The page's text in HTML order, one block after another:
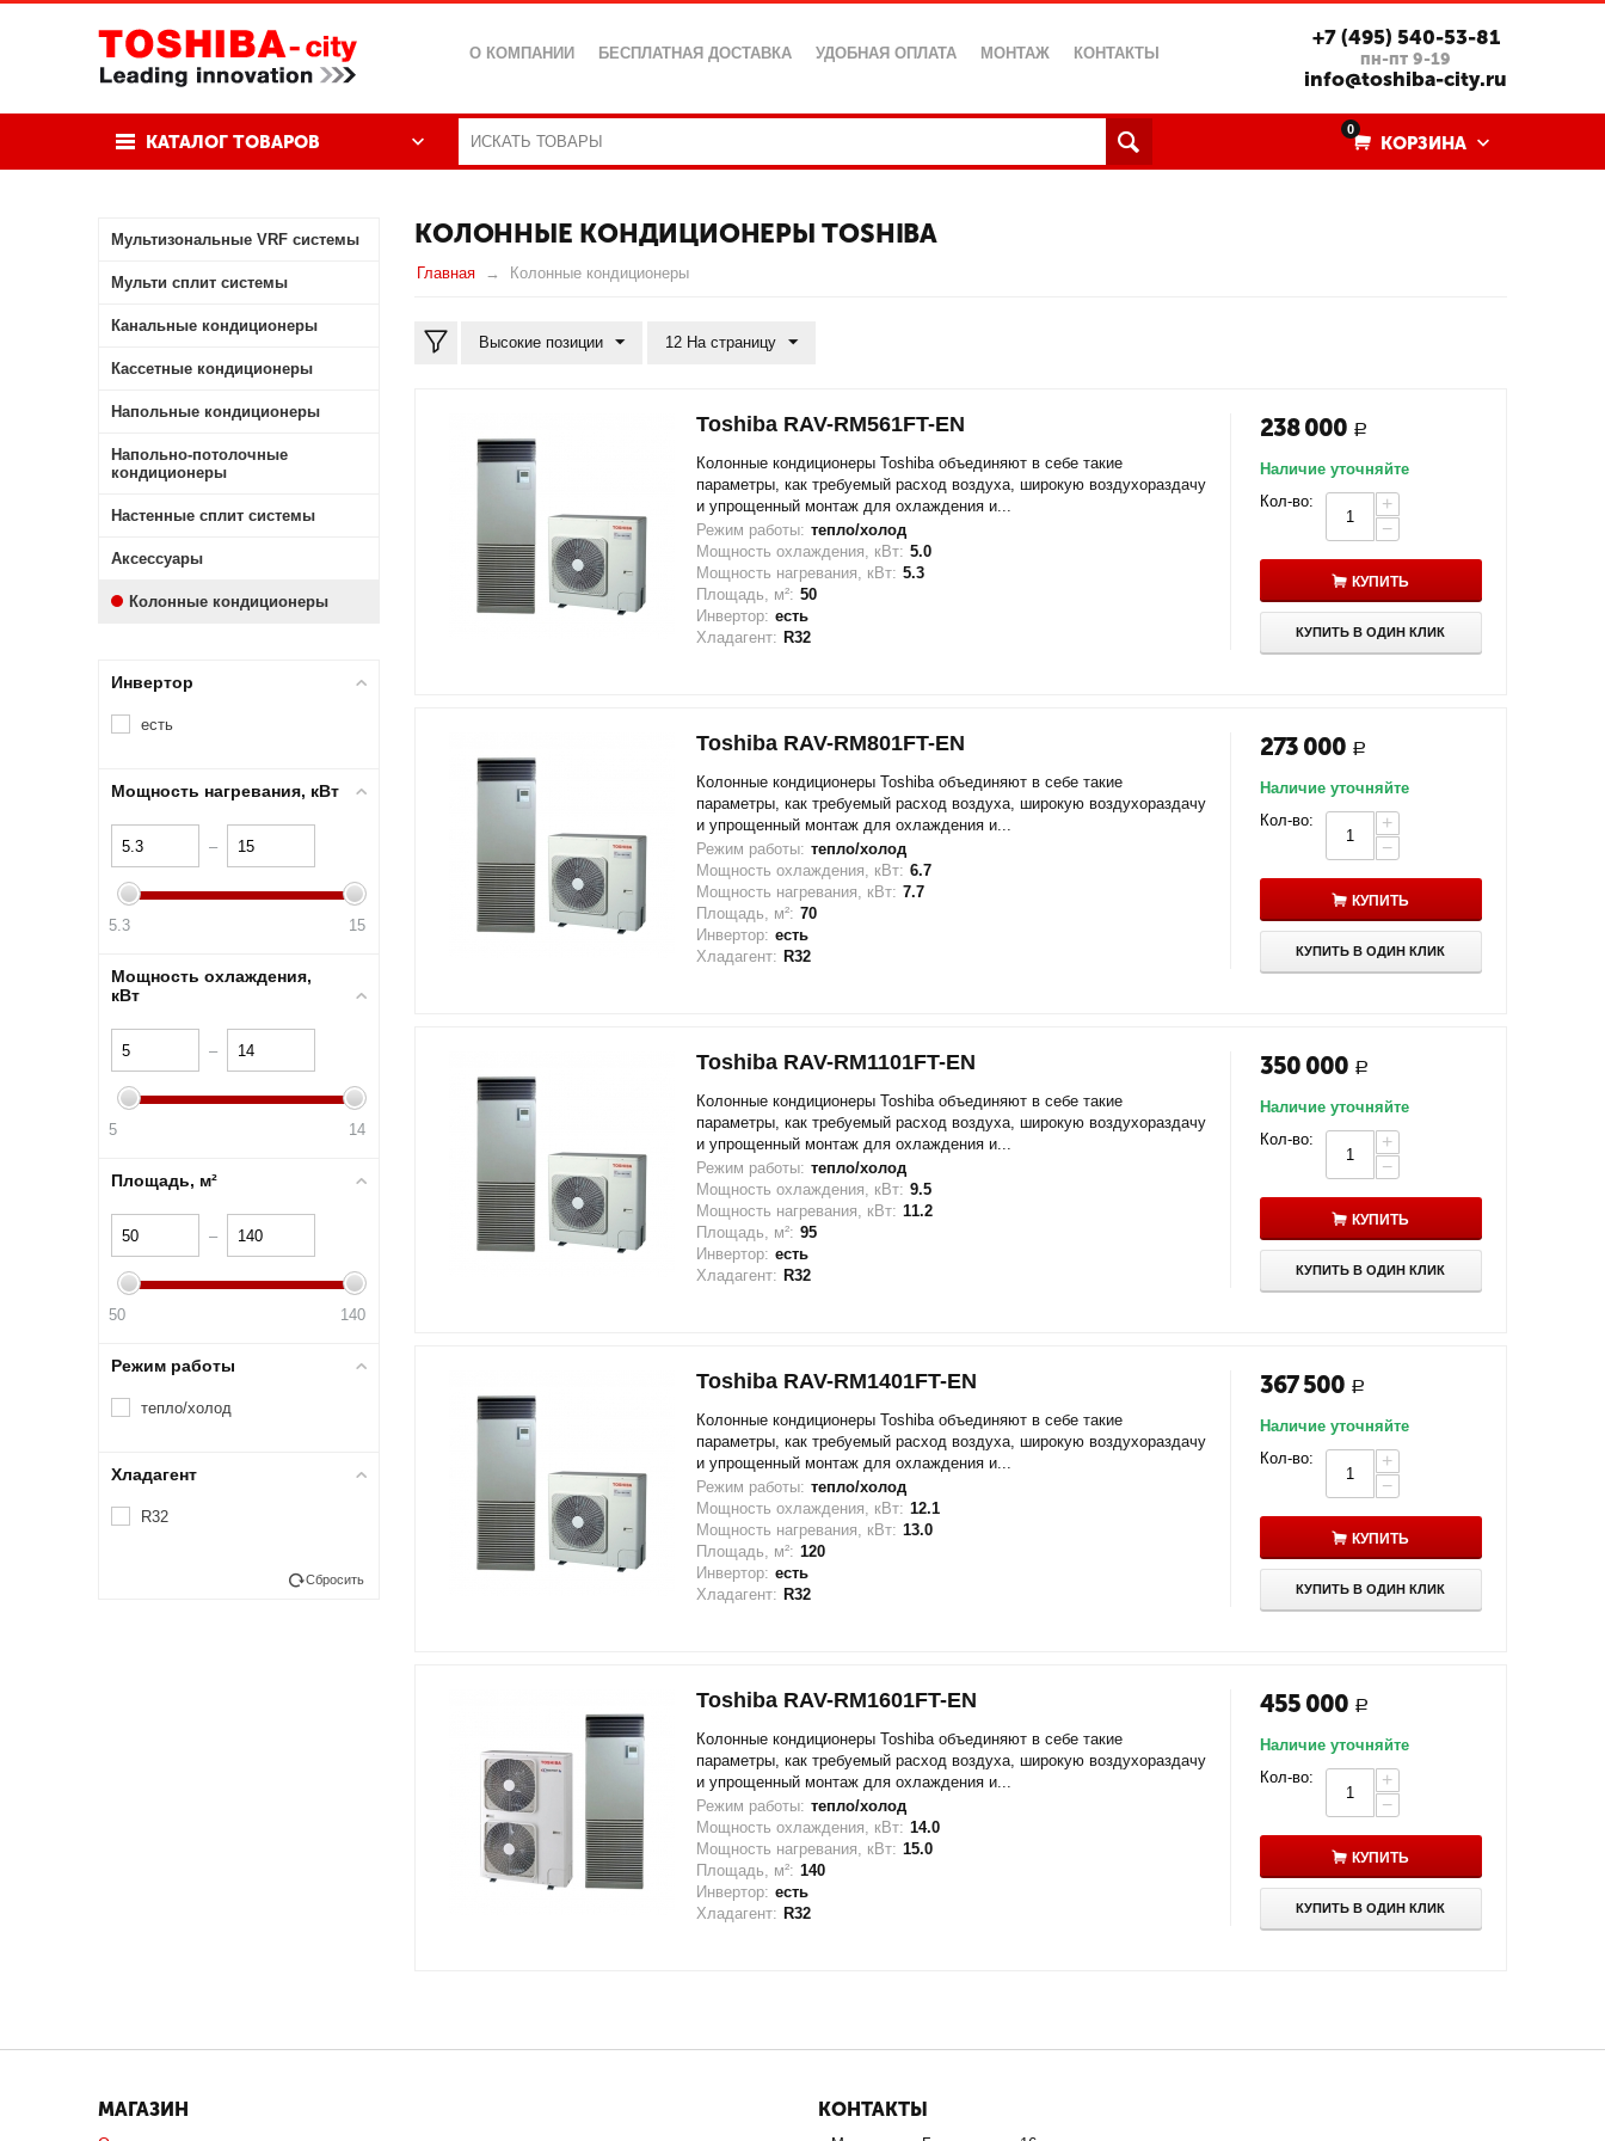
О КОМПАНИИ БЕСПЛАТНАЯ ДОСТАВКА УДОБНАЯ ОПЛАТА МОНТАЖ КОНТАКТЫ
+7 (495) 540-53-81
пн-пт 9-19
info@toshiba-city.ru
КАТАЛОГ ТОВАРОВ
0
КОРЗИНА
КОЛОННЫЕ КОНДИЦИОНЕРЫ TOSHIBA
Главная Колонные кондиционеры
Высокие позиции 12 На страницу
Toshiba RAV-RM561FT-EN
Колонные кондиционеры Toshiba объединяют в себе такие
параметры, как требуемый расход воздуха, широкую воздухораздачу
и упрощенный монтаж для охлаждения и...
Режим работы: тепло/холод
Мощность охлаждения, кВт: 5.0
Мощность нагревания, кВт: 5.3
Площадь, м²: 50
Инвертор: есть
Хладагент: R32
238 000 Р
Наличие уточняйте
Кол-во:
+
−
КУПИТЬ
КУПИТЬ В ОДИН КЛИК
Toshiba RAV-RM801FT-EN
Колонные кондиционеры Toshiba объединяют в себе такие
параметры, как требуемый расход воздуха, широкую воздухораздачу
и упрощенный монтаж для охлаждения и...
Режим работы: тепло/холод
Мощность охлаждения, кВт: 6.7
Мощность нагревания, кВт: 7.7
Площадь, м²: 70
Инвертор: есть
Хладагент: R32
273 000 Р
Наличие уточняйте
Кол-во:
+
−
КУПИТЬ
КУПИТЬ В ОДИН КЛИК
Toshiba RAV-RM1101FT-EN
Колонные кондиционеры Toshiba объединяют в себе такие
параметры, как требуемый расход воздуха, широкую воздухораздачу
и упрощенный монтаж для охлаждения и...
Режим работы: тепло/холод
Мощность охлаждения, кВт: 9.5
Мощность нагревания, кВт: 11.2
Площадь, м²: 95
Инвертор: есть
Хладагент: R32
350 000 Р
Наличие уточняйте
Кол-во:
+
−
КУПИТЬ
КУПИТЬ В ОДИН КЛИК
Toshiba RAV-RM1401FT-EN
Колонные кондиционеры Toshiba объединяют в себе такие
параметры, как требуемый расход воздуха, широкую воздухораздачу
и упрощенный монтаж для охлаждения и...
Режим работы: тепло/холод
Мощность охлаждения, кВт: 12.1
Мощность нагревания, кВт: 13.0
Площадь, м²: 120
Инвертор: есть
Хладагент: R32
367 500 Р
Наличие уточняйте
Кол-во:
+
−
КУПИТЬ
КУПИТЬ В ОДИН КЛИК
Toshiba RAV-RM1601FT-EN
Колонные кондиционеры Toshiba объединяют в себе такие
параметры, как требуемый расход воздуха, широкую воздухораздачу
и упрощенный монтаж для охлаждения и...
Режим работы: тепло/холод
Мощность охлаждения, кВт: 14.0
Мощность нагревания, кВт: 15.0
Площадь, м²: 140
Инвертор: есть
Хладагент: R32
455 000 Р
Наличие уточняйте
Кол-во:
+
−
КУПИТЬ
КУПИТЬ В ОДИН КЛИК
Мультизональные VRF системы
Мульти сплит системы
Канальные кондиционеры
Кассетные кондиционеры
Напольные кондиционеры
Напольно-потолочные
кондиционеры
Настенные сплит системы
Аксессуары
Колонные кондиционеры
Инвертор
есть
Мощность нагревания, кВт
–
5.3 15
Мощность охлаждения,
кВт
–
5 14
Площадь, м²
–
50 140
Режим работы
тепло/холод
Хладагент
R32
Сбросить
МАГАЗИН КОНТАКТЫ